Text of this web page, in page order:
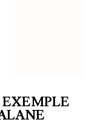
EXEMPLE